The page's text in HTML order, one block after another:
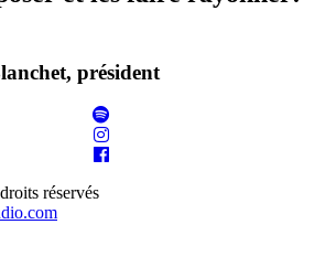
président
réservés